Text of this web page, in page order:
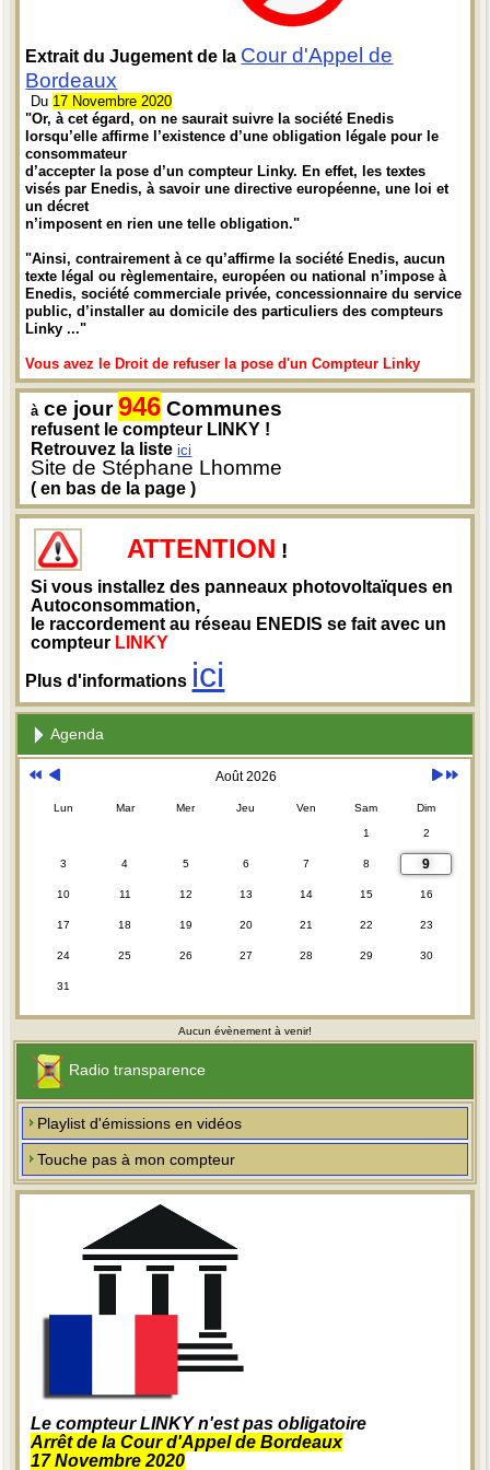
Extrait du Jugement de la Cour d'Appel de
Bordeaux
Du 17 Novembre 2020
"Or, à cet égard, on ne saurait suivre la société Enedis
lorsqu’elle affirme l’existence d’une obligation légale pour le
consommateur
d’accepter la pose d’un compteur Linky. En effet, les textes
visés par Enedis, à savoir une directive européenne, une loi et
un décret
n’imposent en rien une telle obligation."
"Ainsi, contrairement à ce qu’affirme la société Enedis, aucun
texte légal ou règlementaire, européen ou national n’impose à
Enedis, société commerciale privée, concessionnaire du service
public, d’installer au domicile des particuliers des compteurs
Linky ..."
Vous avez le Droit de refuser la pose d'un Compteur Linky
à ce jour946 Communes
refusent le compteur LINKY !
Retrouvez la listeici
Site de Stéphane Lhomme
( en bas de la page )
ATTENTION !
Si vous installez des panneaux photovoltaïques en
Autoconsommation,
le raccordement au réseau ENEDIS se fait avec un
compteur LINKY
Plus d'informations ici
Agenda
Août 2026
Lun Mar Mer Jeu Ven Sam Dim
1 2
3 4 5 6 7 8 9
10 11 12 13 14 15 16
17 18 19 20 21 22 23
24 25 26 27 28 29 30
31
Aucun évènement à venir!
Radio transparence
Playlist d'émissions en vidéos
Touche pas à mon compteur
Le compteur LINKY n'est pas obligatoire
Arrêt de la Cour d'Appel de Bordeaux
17 Novembre 2020